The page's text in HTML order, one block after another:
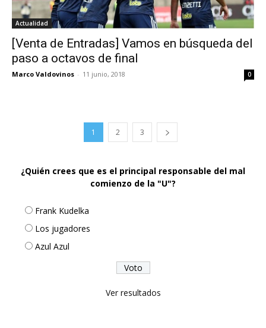
Actualidad
[Venta de Entradas] Vamos en búsqueda del
paso a octavos de final
Marco Valdovinos - 11 junio, 2018 0
1 2 3
¿Quién crees que es el principal responsable del mal
comienzo de la "U"?
Frank Kudelka
Los jugadores
Azul Azul
Ver resultados